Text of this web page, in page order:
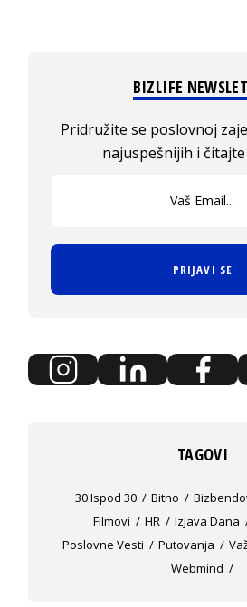
BIZLIFE
Pridružite se poslovnoj
najuspešnijih i
PRIJAVI SE
TAGOVI
30 Ispod 30 Bitno
Filmovi
HR Izjava Dana
Poslovne Vesti
Putovanja
Webmind